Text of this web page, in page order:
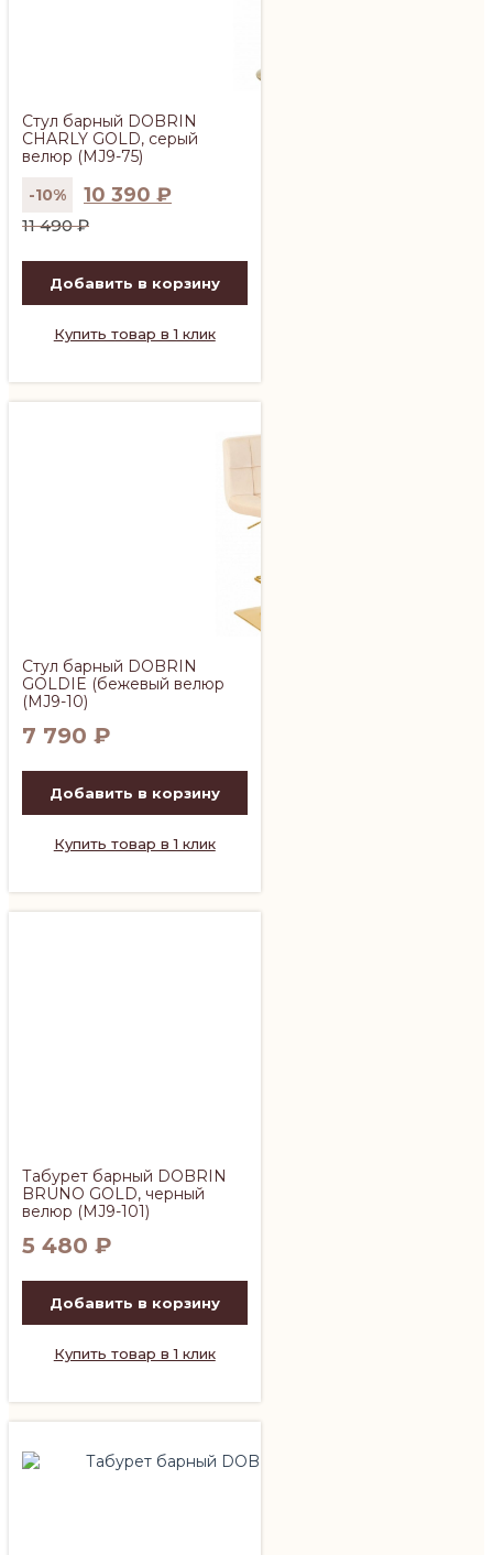
Стул барный DOBRIN
CHARLY GOLD, серый
велюр (MJ9-75)
11 490₽
Первоначальная
составляла
11
490 ₽.
10 390 ₽
Текущая
390 ₽.
-10%
Добавить в корзину
Купить товар в 1 клик
Стул барный DOBRIN
GOLDIE (бежевый велюр
(MJ9-10)
7 790 ₽
Добавить в корзину
Купить товар в 1 клик
Табурет барный DOBRIN
BRUNO GOLD, черный
велюр (MJ9-101)
5 480 ₽
Добавить в корзину
Купить товар в 1 клик